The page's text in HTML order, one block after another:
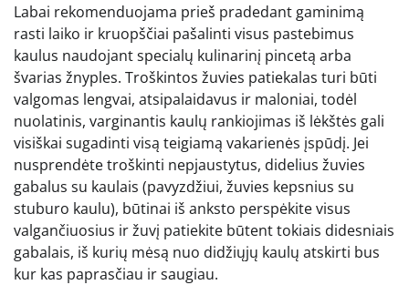
Labai rekomenduojama prieš pradedant gaminimą
rasti laiko ir kruopščiai pašalinti visus pastebimus
kaulus naudojant specialų kulinarinį pincetą arba
švarias žnyples. Troškintos žuvies patiekalas turi būti
valgomas lengvai, atsipalaidavus ir maloniai, todėl
nuolatinis, varginantis kaulų rankiojimas iš lėkštės gali
visiškai sugadinti visą teigiamą vakarienės įspūdį. Jei
nusprendėte troškinti nepjaustytus, didelius žuvies
gabalus su kaulais (pavyzdžiui, žuvies kepsnius su
stuburo kaulu), būtinai iš anksto perspėkite visus
valgančiuosius ir žuvį patiekite būtent tokiais didesniais
gabalais, iš kurių mėsą nuo didžiųjų kaulų atskirti bus
kur kas paprasčiau ir saugiau.